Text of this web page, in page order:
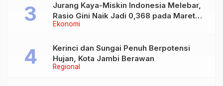
Ekonomi
Jurang Kaya-Miskin Indonesia Melebar,
Rasio Gini Naik Jadi 0,368 pada Maret
2026
Regional
Kerinci dan Sungai Penuh Berpotensi
Hujan, Kota Jambi Berawan